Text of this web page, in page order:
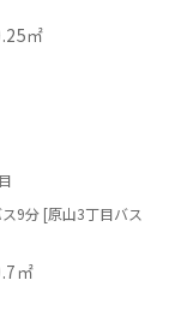
㎡
9分 [原山3丁目バス
㎡